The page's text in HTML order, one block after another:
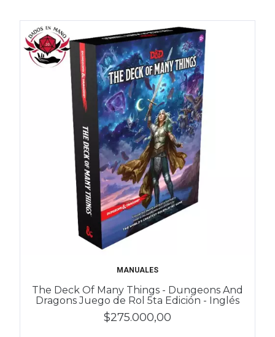
MANUALES
The Deck Of Many Things - Dungeons And
Dragons Juego de Rol 5ta Edición - Inglés
$275.000,00